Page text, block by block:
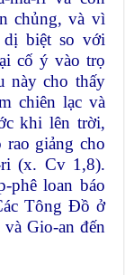
chủng, và vì
dị biệt so với
cố ý vào trọ
này cho thấy
chiên lạc và
khi lên trời,
giảng cho
ri (x. Cv 1,8).
phê loan báo
Tông Đồ ở
Gio-an đến